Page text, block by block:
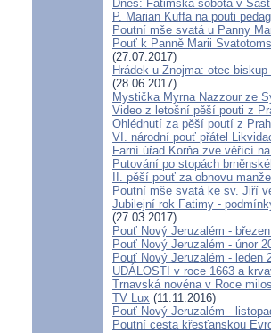
Dnes: Fatimská sobota v
P. Marian Kuffa na pouti
Poutní mše svatá u Panny
Pouť k Panně Marii
(27.07.2017)
Hrádek u Znojma: otec
(28.06.2017)
Mystička Myrna Nazzour ze
Video z letošní pěší pouti z
Ohlédnutí za pěší poutí z
VI. národní pouť přátel
Farní úřad Korňa zve věřící
Putování po stopách
II. pěší pouť za obnovu
Poutní mše svatá ke sv. Jiří
Jubilejní rok Fatimy -
(27.03.2017)
Pouť Nový Jeruzalém -
Pouť Nový Jeruzalém - únor
Pouť Nový Jeruzalém - leden
UDÁLOSTI v roce 1663 a
Trnavská novéna v Roce
TV Lux (11.11.2016)
Pouť Nový Jeruzalém -
Poutní cesta křesťanskou